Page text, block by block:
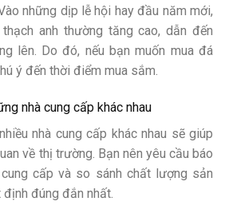
những dịp lễ hội hay đầu năm mới,
anh thường tăng cao, dẫn đến
lên. Do đó, nếu bạn muốn mua đá
ý đến thời điểm mua sắm.
nhà cung cấp khác nhau
nhà cung cấp khác nhau sẽ giúp
về thị trường. Bạn nên yêu cầu báo
cấp và so sánh chất lượng sản
đúng đắn nhất.